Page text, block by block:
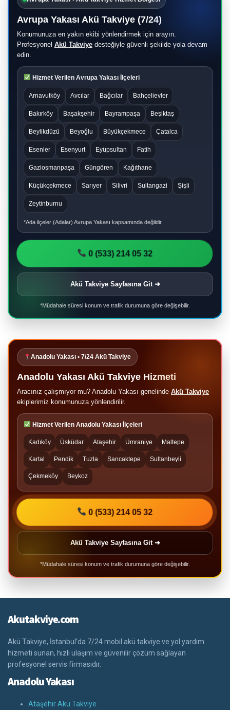
Avrupa Yakası Akü Takviye (7/24)
Konumunuza en yakın ekibi yönlendirmek için arayın.
Profesyonel Akü Takviye desteğiyle güvenli şekilde yola devam
edin.
Hizmet Verilen Avrupa Yakası İlçeleri
Arnavutköy Avcılar Bağcılar Bahçelievler
Bakırköy Başakşehir Bayrampaşa Beşiktaş
Beylikdüzü Beyoğlu Büyükçekmece Çatalca
Esenler Esenyurt Eyüpsultan Fatih
Gaziosmanpaşa Güngören Kağıthane
Küçükçekmece Sarıyer Silivri Sultangazi Şişli
Zeytinburnu
*Ada ilçeler (Adalar) Avrupa Yakası kapsamında değildir.
0 (533) 214 05 32
Akü Takviye Sayfasına Git ➜
*Müdahale süresi konum ve trafik durumuna göre değişebilir.
Anadolu Yakası • 7/24 Akü Takviye
Anadolu Yakası Akü Takviye Hizmeti
Aracınız çalışmıyor mu? Anadolu Yakası genelinde Akü Takviye
ekiplerimiz konumunuza yönlendirilir.
Hizmet Verilen Anadolu Yakası İlçeleri
Kadıköy Üsküdar Ataşehir Ümraniye Maltepe
Kartal Pendik Tuzla Sancaktepe Sultanbeyli
Çekmeköy Beykoz
0 (533) 214 05 32
Akü Takviye Sayfasına Git ➜
*Müdahale süresi konum ve trafik durumuna göre değişebilir.
Akutakviye.com
Akü Takviye, İstanbul’da 7/24 mobil akü takviye ve yol yardım
hizmeti sunan, hızlı ulaşım ve güvenilir çözüm sağlayan
profesyonel servis firmasıdır.
Anadolu Yakası
Ataşehir Akü Takviye